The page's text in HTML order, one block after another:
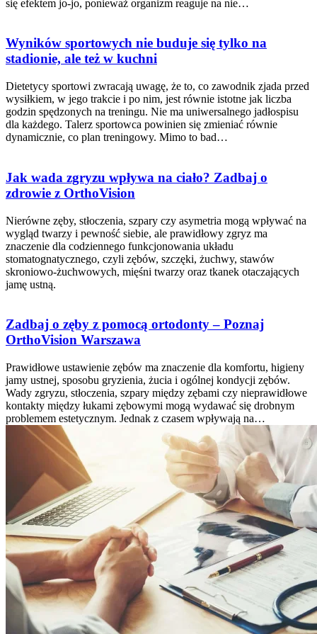
się efektem jo-jo, ponieważ organizm reaguje na nie…
Wyników sportowych nie buduje się tylko na
stadionie, ale też w kuchni
Dietetycy sportowi zwracają uwagę, że to, co zawodnik zjada przed
wysiłkiem, w jego trakcie i po nim, jest równie istotne jak liczba
godzin spędzonych na treningu. Nie ma uniwersalnego jadłospisu
dla każdego. Talerz sportowca powinien się zmieniać równie
dynamicznie, co plan treningowy. Mimo to bad…
Jak wada zgryzu wpływa na ciało? Zadbaj o
zdrowie z OrthoVision
Nierówne zęby, stłoczenia, szpary czy asymetria mogą wpływać na
wygląd twarzy i pewność siebie, ale prawidłowy zgryz ma
znaczenie dla codziennego funkcjonowania układu
stomatognatycznego, czyli zębów, szczęki, żuchwy, stawów
skroniowo-żuchwowych, mięśni twarzy oraz tkanek otaczających
jamę ustną.
Zadbaj o zęby z pomocą ortodonty – Poznaj
OrthoVision Warszawa
Prawidłowe ustawienie zębów ma znaczenie dla komfortu, higieny
jamy ustnej, sposobu gryzienia, żucia i ogólnej kondycji zębów.
Wady zgryzu, stłoczenia, szpary między zębami czy nieprawidłowe
kontakty między łukami zębowymi mogą wydawać się drobnym
problemem estetycznym. Jednak z czasem wpływają na…